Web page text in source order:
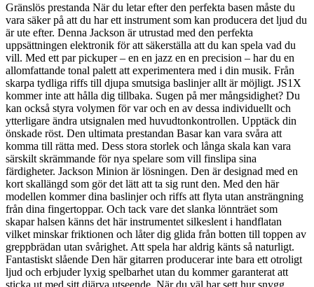
Gränslös prestanda När du letar efter den perfekta basen måste du
vara säker på att du har ett instrument som kan producera det ljud du
är ute efter. Denna Jackson är utrustad med den perfekta
uppsättningen elektronik för att säkerställa att du kan spela vad du
vill. Med ett par pickuper – en en jazz en en precision – har du en
allomfattande tonal palett att experimentera med i din musik. Från
skarpa tydliga riffs till djupa smutsiga baslinjer allt är möjligt. JS1X
kommer inte att hålla dig tillbaka. Sugen på mer mångsidighet? Du
kan också styra volymen för var och en av dessa individuellt och
ytterligare ändra utsignalen med huvudtonkontrollen. Upptäck din
önskade röst. Den ultimata prestandan Basar kan vara svåra att
komma till rätta med. Dess stora storlek och långa skala kan vara
särskilt skrämmande för nya spelare som vill finslipa sina
färdigheter. Jackson Minion är lösningen. Den är designad med en
kort skallängd som gör det lätt att ta sig runt den. Med den här
modellen kommer dina baslinjer och riffs att flyta utan ansträngning
från dina fingertoppar. Och tack vare det slanka lönnträet som
skapar halsen känns det här instrumentet silkeslent i handflatan
vilket minskar friktionen och låter dig glida från botten till toppen av
greppbrädan utan svårighet. Att spela har aldrig känts så naturligt.
Fantastiskt slående Den här gitarren producerar inte bara ett otroligt
ljud och erbjuder lyxig spelbarhet utan du kommer garanterat att
sticka ut med sitt djärva utseende. När du väl har sett hur snygg